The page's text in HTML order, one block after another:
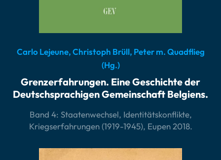
Carlo Lejeune, Christoph Brüll, Peter m. Quadflieg
(Hg.)
Grenzerfahrungen. Eine Geschichte der
Deutschsprachigen Gemeinschaft Belgiens.
Band 4: Staatenwechsel, Identitätskonflikte,
Kriegserfahrungen (1919-1945), Eupen 2018.